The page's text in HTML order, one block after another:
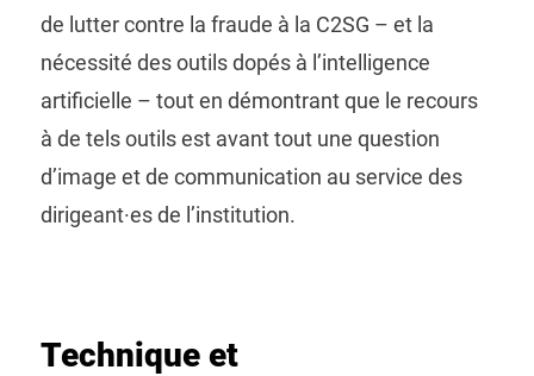
de lutter contre la fraude à la C2SG – et la
nécessité des outils dopés à l’intelligence
artificielle – tout en démontrant que le recours
à de tels outils est avant tout une question
d’image et de communication au service des
dirigeant·es de l’institution.
Technique et